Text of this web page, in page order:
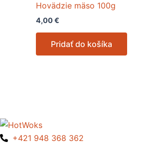
Hovädzie mäso 100g
4,00€
Pridať do košíka
+421 948 368 362